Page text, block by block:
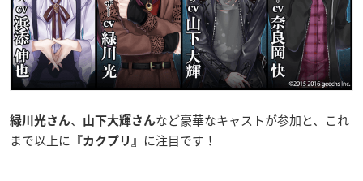
緑川光さん、 山下大輝さんなど豪華なキャストが参加と、これ
まで以上に 『カクプリ』 に注目です！